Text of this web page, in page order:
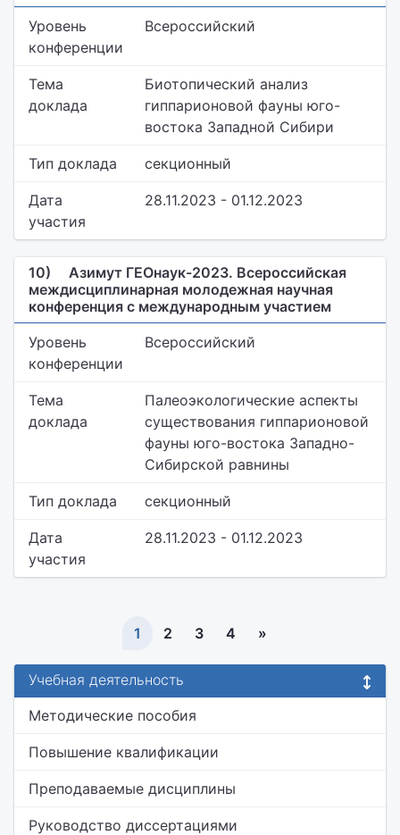
Уровень
конференции
Всероссийский
Тема
доклада
Биотопический анализ
гиппарионовой фауны юго-
востока Западной Сибири
Тип доклада секционный
Дата
участия
28.11.2023 - 01.12.2023
10)
Азимут ГЕОнаук-2023. Всероссийская
междисциплинарная молодежная научная
конференция с международным участием
Уровень
конференции
Всероссийский
Тема
доклада
Палеоэкологические аспекты
существования гиппарионовой
фауны юго-востока Западно-
Сибирской равнины
Тип доклада секционный
Дата
участия
28.11.2023 - 01.12.2023
1 2 3 4 »
Учебная деятельность
Методические пособия
Повышение квалификации
Преподаваемые дисциплины
Руководство диссертациями